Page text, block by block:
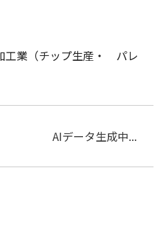
工業（チップ生産・ パレ
AIデータ生成中...